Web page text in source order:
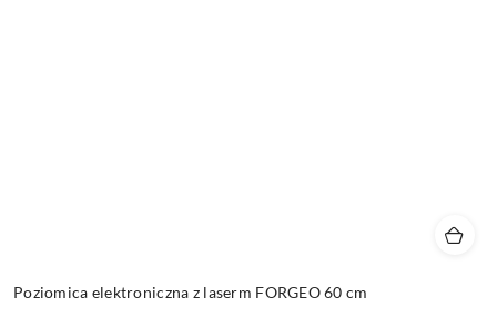
Poziomica elektroniczna z laserm FORGEO 60 cm